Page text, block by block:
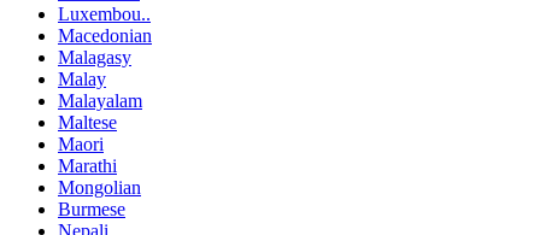
Luxembou..
Macedonian
Malagasy
Malay
Malayalam
Maltese
Maori
Marathi
Mongolian
Burmese
Nepali